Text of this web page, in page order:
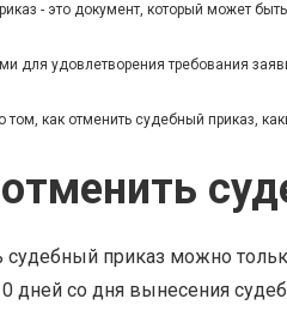
- это документ, который может
для удовлетворения требования
том, как отменить судебный приказ,
судебный приказ можно
дней со дня вынесения